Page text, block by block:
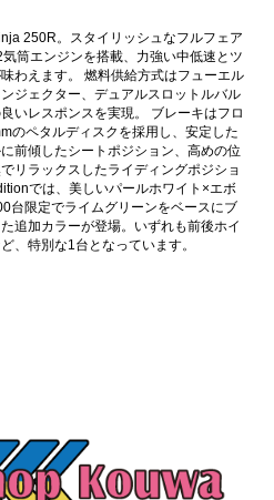
250R。スタイリッシュなフルフェア
筒エンジンを搭載、力強い中低速とツ
わえます。 燃料供給方式はフューエル
ジェクター、デュアルスロットルバル
いレスポンスを実現。 ブレーキはフロ
のペタルディスクを採用し、安定した
前傾したシートポジション、高めの位
リラックスしたライディングポジショ
では、美しいパールホワイト×エボ
台限定でライムグリーンをベースにブ
追加カラーが登場。いずれも前後ホイ
、特別な1台となっています。